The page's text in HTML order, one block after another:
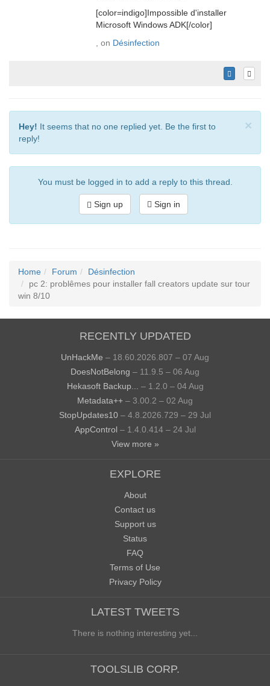
[color=indigo]Impossible d'installer
Microsoft Windows ADK[/color]
, on Désinfection
×
Hey! It seems that no one replied yet. Be the first to
reply!
You must be logged in to add a reply to this thread.
Sign up Sign in
Home Forum
Désinfection
pc 2: problêmes pour installer fall creators update sur tour
win 8/10
RECENTLY UPDATED
UnHackMe – 18.60.2026.807 – 07 Aug
DoesNotBelong – 11.9.5 – 06 Aug
Hekasoft Backup... – 1.2.0 – 04 Aug
Metadata++ – 3.00.2 – 02 Aug
StopUpdates10 – 4.8.2026.729 – 29 Jul
AppControl – 1.4.0.414 – 24 Jul
View more »
EXPLORE
About
Contact us
Support us
Status
FAQ
Terms of Use
Privacy Policy
LATEST TWEETS
There is nothing interesting yet...
TOOLSLIB CORP.